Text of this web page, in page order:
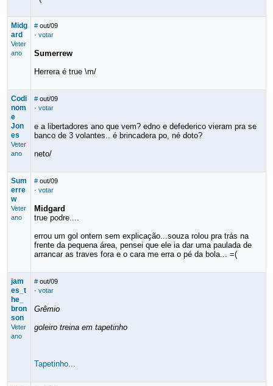
Midg
ard
Veter
ano
# out/09
· votar
Sumerrew
Herrera é true \m/
Codi
nom
e
Jon
es
Veter
ano
# out/09
· votar
e a libertadores ano que vem? edno e defederico vieram pra se
banco de 3 volantes.. é brincadera po, né doto?
neto/
Sum
erre
w
Veter
ano
# out/09
· votar
Midgard
true podre....
errou um gol ontem sem explicação...souza rolou pra trás na
frente da pequena área, pensei que ele ia dar uma paulada de
arrancar as traves fora e o cara me erra o pé da bola... =(
jam
es_t
he_
bron
son
Veter
ano
# out/09
· votar
Grêmio
goleiro treina em tapetinho
Tapetinho...